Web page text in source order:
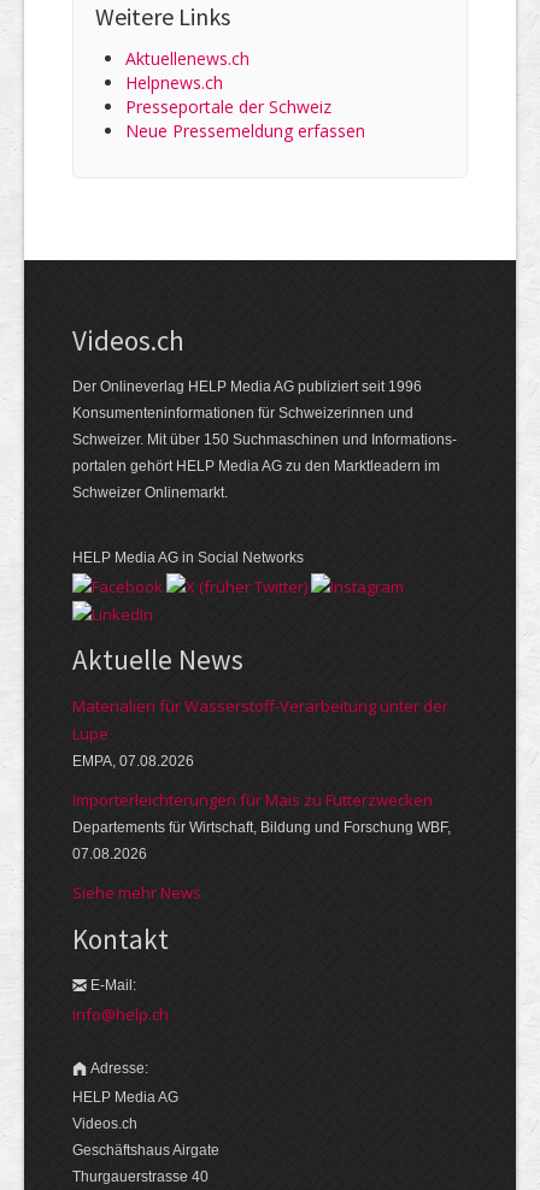
Weitere Links
Aktuellenews.ch
Helpnews.ch
Presseportale der Schweiz
Neue Pressemeldung erfassen
Videos.ch
Der Onlineverlag HELP Media AG publiziert seit 1996
Konsumenten­informationen für Schweizerinnen und
Schweizer. Mit über 150 Suchmaschinen und Informations­
portalen gehört HELP Media AG zu den Marktleadern im
Schweizer Onlinemarkt.
HELP Media AG in Social Networks
Aktuelle News
Materialien für Wasserstoff-Verarbeitung unter der
Lupe
EMPA, 07.08.2026
Importerleichterungen für Mais zu Futterzwecken
Departements für Wirtschaft, Bildung und Forschung WBF,
07.08.2026
Siehe mehr News
Kontakt
E-Mail:
info@help.ch
Adresse:
HELP Media AG
Videos.ch
Geschäftshaus Airgate
Thurgauerstrasse 40